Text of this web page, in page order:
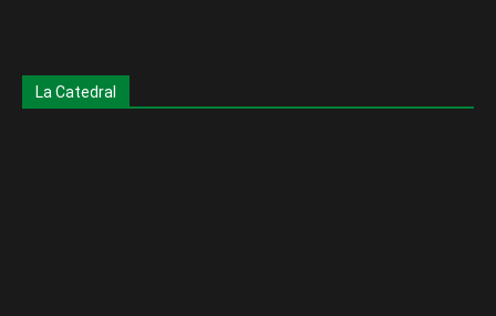
La Catedral